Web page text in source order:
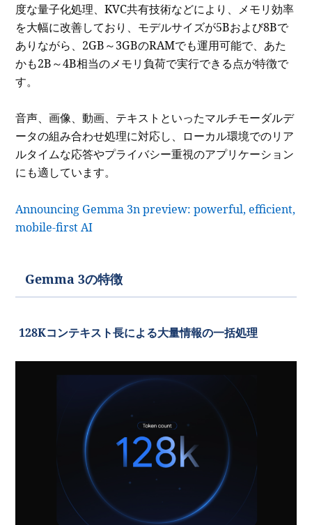
度な量子化処理、KVC共有技術などにより、メモリ効率
を大幅に改善しており、モデルサイズが5Bおよび8Bで
ありながら、2GB～3GBのRAMでも運用可能で、あた
かも2B～4B相当のメモリ負荷で実行できる点が特徴で
す。
音声、画像、動画、テキストといったマルチモーダルデ
ータの組み合わせ処理に対応し、ローカル環境でのリア
ルタイムな応答やプライバシー重視のアプリケーション
にも適しています。
Announcing Gemma 3n preview: powerful, efficient,
mobile-first AI
Gemma 3の特徴
128Kコンテキスト長による大量情報の一括処理